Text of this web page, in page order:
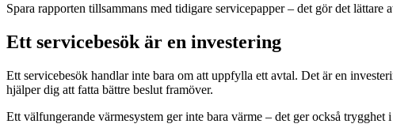
Spara rapporten tillsammans med tidigare servicepapper – det gör det
Ett servicebesök är en investering
Ett servicebesök handlar inte bara om att uppfylla ett avtal. Det är en
hjälper dig att fatta bättre beslut framöver.
Ett välfungerande värmesystem ger inte bara värme – det ger också trygghet